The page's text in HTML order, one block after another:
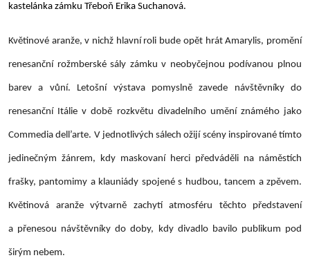
kastelánka zámku Třeboň Erika Suchanová.
Květinové aranže, v nichž hlavní roli bude opět hrát Amarylis, promění
renesanční rožmberské sály zámku v neobyčejnou podívanou plnou
barev a vůní. Letošní výstava pomyslně zavede návštěvníky do
renesanční Itálie v době rozkvětu divadelního umění známého jako
Commedia dell’arte. V jednotlivých sálech ožijí scény inspirované tímto
jedinečným žánrem, kdy maskovaní herci předváděli na náměstích
frašky, pantomimy a klauniády spojené s hudbou, tancem a zpěvem.
Květinová aranže výtvarně zachytí atmosféru těchto představení
a přenesou návštěvníky do doby, kdy divadlo bavilo publikum pod
širým nebem.